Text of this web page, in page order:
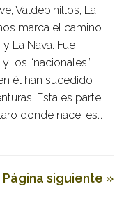
Valdepinillos, La
marca el camino
La Nava. Fue
los “nacionales”
él han sucedido
Esta es parte
donde nace, es…
Página siguiente »